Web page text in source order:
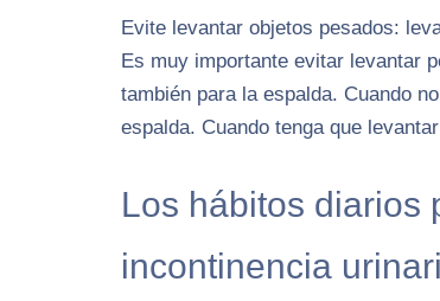
Evite levantar objetos pesados:
Es muy importante evitar levantar
también para la espalda. Cuando
espalda. Cuando tenga que
Los hábitos diarios
incontinencia